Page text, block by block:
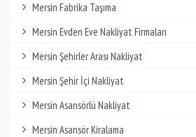
Mersin Fabrika Taşıma
Mersin Evden Eve Nakliyat Firmaları
Mersin Şehirler Arası Nakliyat
Mersin Şehir İçi Nakliyat
Mersin Asansörlü Nakliyat
Mersin Asansör Kiralama